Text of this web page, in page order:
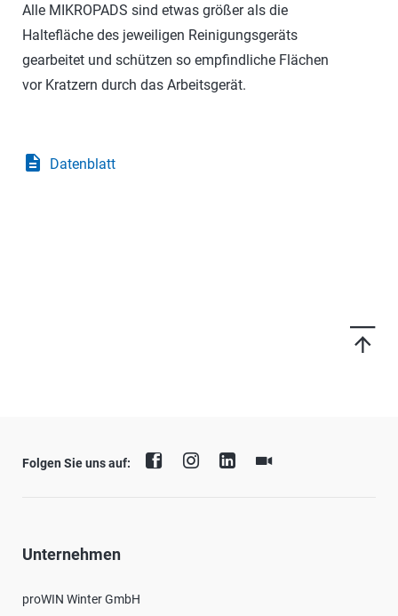
Alle MIKROPADS sind etwas größer als die
Haltefläche des jeweiligen Reinigungsgeräts
gearbeitet und schützen so empfindliche Flächen
vor Kratzern durch das Arbeitsgerät.
description Datenblatt
Folgen Sie uns auf:
Unternehmen
proWIN Winter GmbH